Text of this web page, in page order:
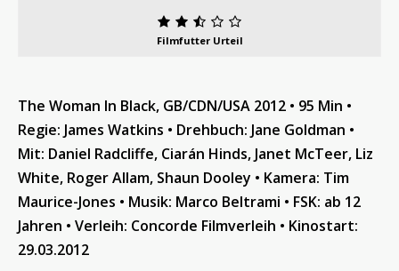
Filmfutter Urteil
The Woman In Black, GB/CDN/USA 2012 • 95 Min •
Regie: James Watkins • Drehbuch: Jane Goldman •
Mit: Daniel Radcliffe, Ciarán Hinds, Janet McTeer, Liz
White, Roger Allam, Shaun Dooley • Kamera: Tim
Maurice-Jones • Musik: Marco Beltrami • FSK: ab 12
Jahren • Verleih: Concorde Filmverleih • Kinostart:
29.03.2012